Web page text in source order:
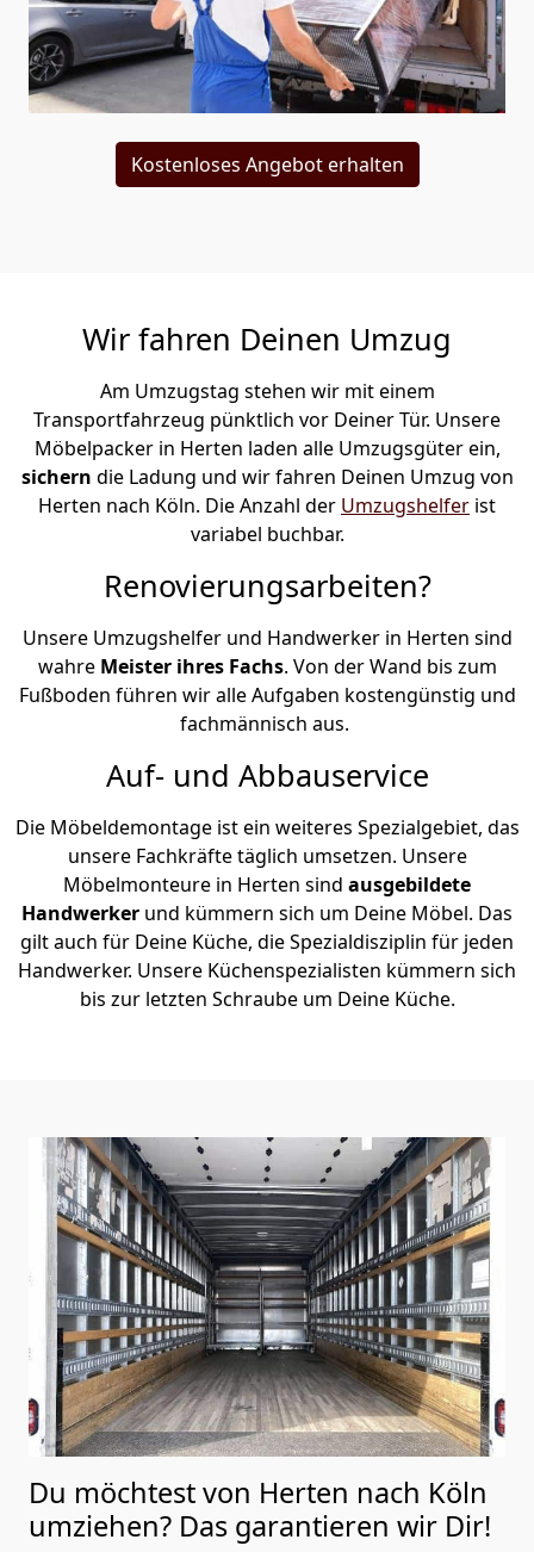
Kostenloses Angebot erhalten
Wir fahren Deinen Umzug
Am Umzugstag stehen wir mit einem
Transportfahrzeug pünktlich vor Deiner Tür. Unsere
Möbelpacker in Herten laden alle Umzugsgüter ein,
sichern die Ladung und wir fahren Deinen Umzug von
Herten nach Köln. Die Anzahl der Umzugshelfer ist
variabel buchbar.
Renovierungsarbeiten?
Unsere Umzugshelfer und Handwerker in Herten sind
wahre Meister ihres Fachs. Von der Wand bis zum
Fußboden führen wir alle Aufgaben kostengünstig und
fachmännisch aus.
Auf- und Abbauservice
Die Möbeldemontage ist ein weiteres Spezialgebiet, das
unsere Fachkräfte täglich umsetzen. Unsere
Möbelmonteure in Herten sind ausgebildete
Handwerker und kümmern sich um Deine Möbel. Das
gilt auch für Deine Küche, die Spezialdisziplin für jeden
Handwerker. Unsere Küchenspezialisten kümmern sich
bis zur letzten Schraube um Deine Küche.
Du möchtest von Herten nach Köln
umziehen? Das garantieren wir Dir!